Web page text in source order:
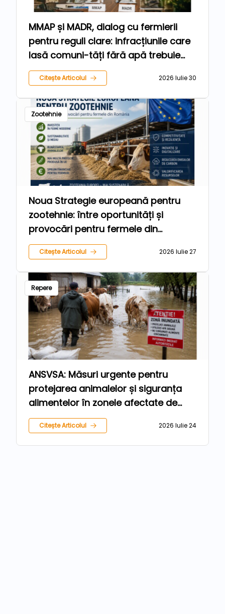
MMAP și MADR, dialog cu fermierii
pentru reguli clare: infracțiunile care
lasă comuni-tăți fără apă trebuie
sancționate, iar agricultorii care
respectă legea trebuie protejați
Citește Articolul 2026 Iulie 30
Zootehnie
Noua Strategie europeană pentru
zootehnie: între oportunități și
provocări pentru fermele din
România
Citește Articolul 2026 Iulie 27
Repere
ANSVSA: Măsuri urgente pentru
protejarea animalelor și siguranța
alimentelor în zonele afectate de
inundații
Citește Articolul 2026 Iulie 24